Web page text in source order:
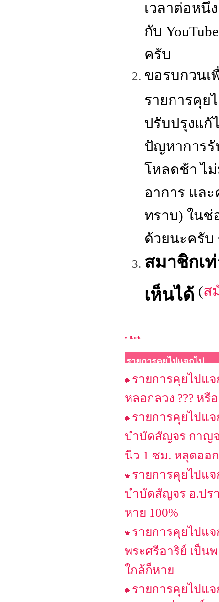
เวลาต่อหนึ่
กับ
ครับ
ขอรบกวนเ
รายการคุย
ปรับปรุงแก้
ปัญหาการรั
โหลดช้า ไ
อาการ และ
ทราบ) ในช่
ด้วยนะครั
สมาชิกเ
เห็นได้ (ส
« Back
รายการคุยไปแจกไป
รายการคุยไปแ
หลอกลวง ??? หรื
รายการคุยไปแจ
บำบัดสัญจร กาญ
นิ่ว 1 ซม. หลุดออ
รายการคุยไปแจ
บำบัดสัญจร อ.ปร
หาย 100%
รายการคุยไปแ
พระศรีอาริย์ เป็น
ใกล้ก็หาย
รายการคุยไปแ